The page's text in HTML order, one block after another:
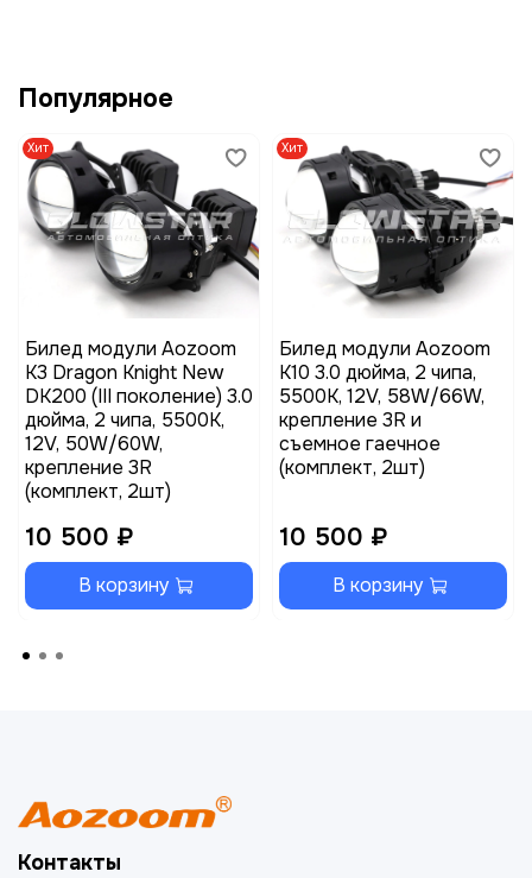
Популярное
Хит
Билед модули Aozoom
K3 Dragon Knight New
DK200 (III поколение) 3.0
дюйма, 2 чипа, 5500K,
12V, 50W/60W,
крепление 3R
(комплект, 2шт)
10 500 ₽
В корзину
Хит
Билед модули Aozoom
K10 3.0 дюйма, 2 чипа,
5500K, 12V, 58W/66W,
крепление 3R и
съемное гаечное
(комплект, 2шт)
10 500 ₽
В корзину
Контакты